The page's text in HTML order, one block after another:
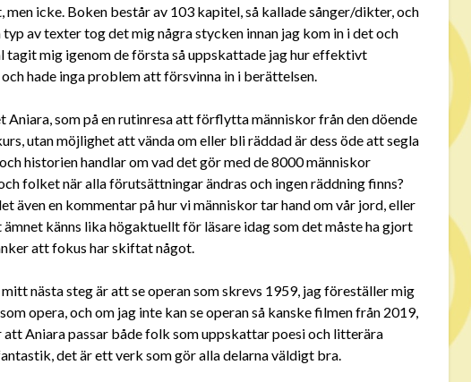
icke. Boken består av 103 kapitel, så kallade sånger/dikter, och
typ av texter tog det mig några stycken innan jag kom in i det och
tagit mig igenom de första så uppskattade jag hur effektivt
hade inga problem att försvinna in i berättelsen.
Aniara, som på en rutinresa att förflytta människor från den döende
utan möjlighet att vända om eller bli räddad är dess öde att segla
historien handlar om vad det gör med de 8000 människor
folket när alla förutsättningar ändras och ingen räddning finns?
även en kommentar på hur vi människor tar hand om vår jord, eller
ämnet känns lika högaktuellt för läsare idag som det måste ha gjort
att fokus har skiftat något.
nästa steg är att se operan som skrevs 1959, jag föreställer mig
opera, och om jag inte kan se operan så kanske filmen från 2019,
Aniara passar både folk som uppskattar poesi och litterära
det är ett verk som gör alla delarna väldigt bra.